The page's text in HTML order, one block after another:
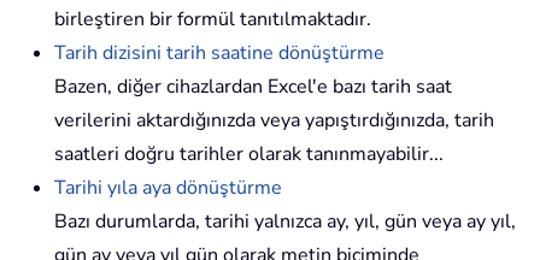
birleştiren bir formül tanıtılmaktadır.
Tarih dizisini tarih saatine dönüştürme
Bazen, diğer cihazlardan Excel'e bazı tarih saat
verilerini aktardığınızda veya yapıştırdığınızda, tarih
saatleri doğru tarihler olarak tanınmayabilir...
Tarihi yıla aya dönüştürme
Bazı durumlarda, tarihi yalnızca ay, yıl, gün veya ay yıl,